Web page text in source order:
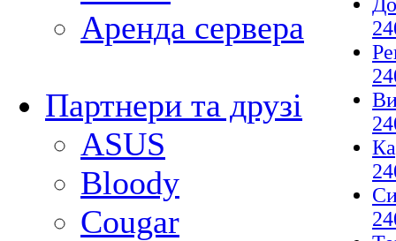
Аренда сервера
Партнери та друзі
ASUS
Bloody
Cougar